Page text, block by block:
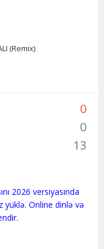
(Remix)
0
0
13
2026 versiyasında
yüklə. Online dinlə və